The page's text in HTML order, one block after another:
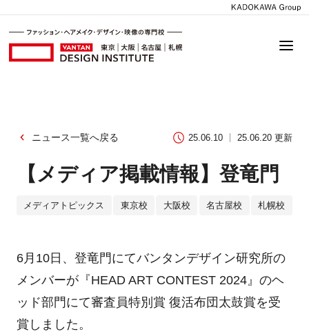
ニュース一覧へ戻る 25.06.10 25.06.20 更新
【メディア掲載情報】登竜門
メディアトピックス 東京校 大阪校 名古屋校 札幌校
6月10日、登竜門にてバンタンデザイン研究所の
メンバーが『HEAD ART CONTEST 2024』のヘ
ッド部門にて審査員特別賞 復活布団太鼓賞を受
賞しました。